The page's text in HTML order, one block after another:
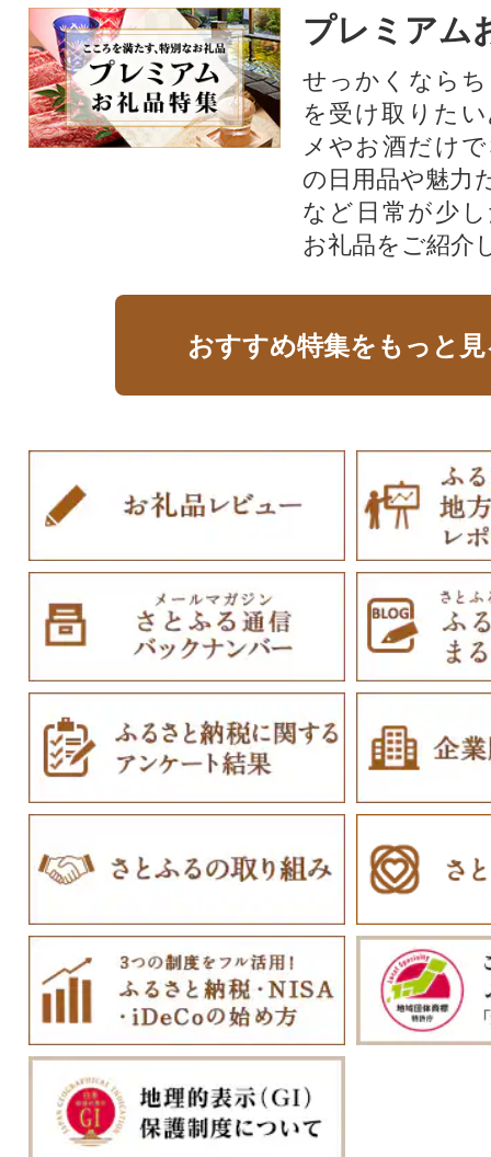
プレミアム
せっかくなら
を受け取りた
メやお酒だけ
の日用品や魅力
など日常が少
お礼品をご紹介
おすすめ特集をもっと